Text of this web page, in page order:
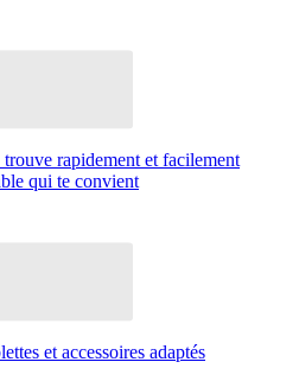
rapidement et facilement
qui te convient
et accessoires adaptés